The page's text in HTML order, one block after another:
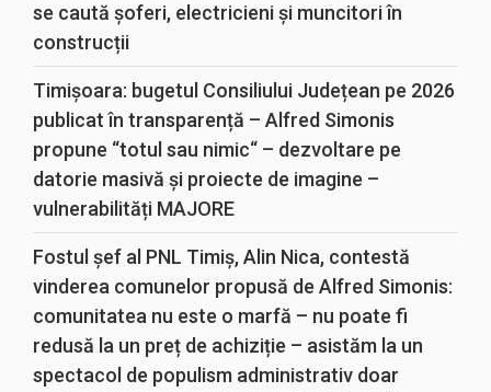
se caută șoferi, electricieni și muncitori în
construcții
Timișoara: bugetul Consiliului Județean pe 2026
publicat în transparență – Alfred Simonis
propune “totul sau nimic“ – dezvoltare pe
datorie masivă și proiecte de imagine –
vulnerabilități MAJORE
Fostul șef al PNL Timiș, Alin Nica, contestă
vinderea comunelor propusă de Alfred Simonis:
comunitatea nu este o marfă – nu poate fi
redusă la un preț de achiziție – asistăm la un
spectacol de populism administrativ doar